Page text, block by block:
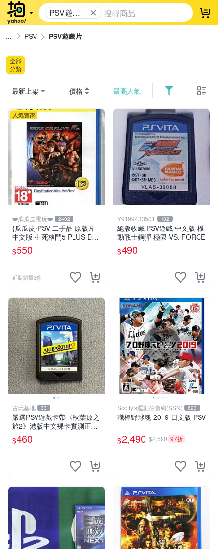
PSV遊戲
片
登
PSV PSV遊戲片
全部
分類
最新上架 價格 最高人氣
人氣賣家
❤️瓜瓜皮電玩❤️ 2402
{瓜瓜皮}PSV 二手品 原版片
中文版 生死格鬥5 PLUS Dea
d or Alive 5(遊戲都有回收)
$550
近期銷量3件
Y9199433501 132
絕版收藏 PSV遊戲 中文版 機
動戰士鋼彈 極限 VS. FORCE
$490
古玩基地 33
嚴選PSV遊戲卡帶《秋葉原之
旅2》港版中文裸卡實測正
常，專機遊戲只可在SONY P
SV上運行 卡帶 psv 港版
$460
已售完
Scotty's運動拍賣網(SSN) 623
職棒野球魂 2019 日文版 PSV
$2,490 $2,590 97折